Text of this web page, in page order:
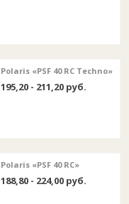
Polaris «PSF 40 RC Techno»
195,20 - 211,20 руб.
Polaris «PSF 40 RC»
188,80 - 224,00 руб.